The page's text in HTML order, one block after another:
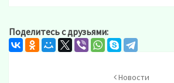
Поделитесь с друзьями:
Новости